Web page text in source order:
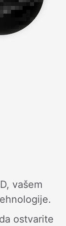
vašem
ostvarite